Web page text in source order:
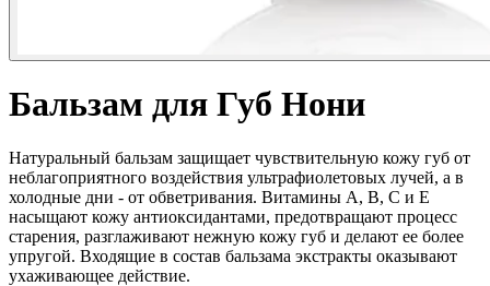
Бальзам для Губ Нони
Натуральный бальзам защищает чувствительную кожу губ от
неблагоприятного воздействия ультрафиолетовых лучей, а в
холодные дни - от обветривания. Витамины А, В, С и Е
насыщают кожу антиоксидантами, предотвращают процесс
старения, разглаживают нежную кожу губ и делают ее более
упругой. Входящие в состав бальзама экстракты оказывают
ухаживающее действие.